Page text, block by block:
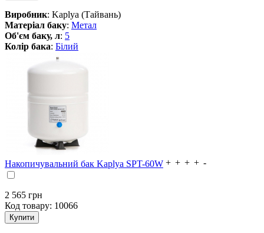
Виробник: Kaplya (Тайвань)
Матеріал баку: Метал
Об'єм баку, л: 5
Колір бака: Білий
Накопичувальний бак Kaplya SPT-60W
2 565 грн
Код товару: 10066